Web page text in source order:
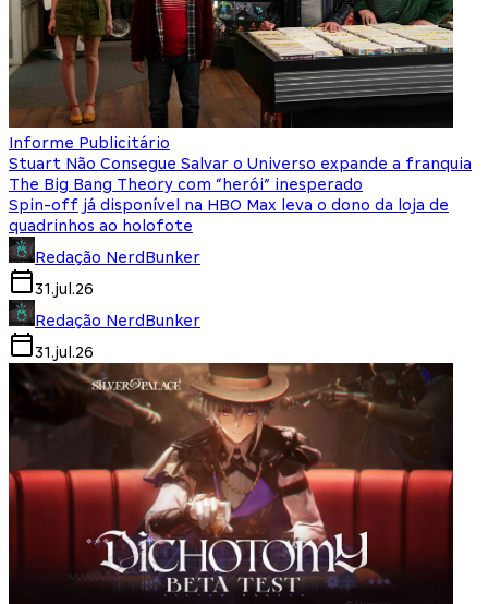
Informe Publicitário
Stuart Não Consegue Salvar o Universo expande a franquia
The Big Bang Theory com “herói” inesperado
Spin-off já disponível na HBO Max leva o dono da loja de
quadrinhos ao holofote
Redação NerdBunker
31.jul.26
Redação NerdBunker
31.jul.26